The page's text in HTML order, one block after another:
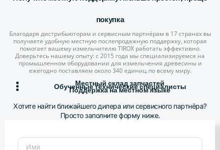
покупка
Благодаря дистрибьюторам и сервисным партнёрам в 17 странах вы
получаете удобную местную послепродажную поддержку, которая
помогает вашему измельчителю TIROX работать эффективно.
Доверьтесь нашему опыту: с 2015 года мы специализируемся на
промышленном оборудовании для измельчения древесины и
ежегодно поставляем около 340 единиц по всему миру.
Местный склад запчастей
Обученные технические специалисты
Поддержка на местном языке
Хотите найти ближайшего дилера или сервисного партнёра?
Просто заполните форму ниже.